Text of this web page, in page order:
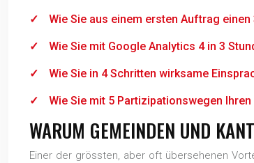
Wie Sie aus einem ersten Auftrag
Wie Sie mit Google Analytics 4 in 3
Wie Sie in 4 Schritten wirksame
Wie Sie mit 5 Partizipationswegen
WARUM GEMEINDEN UND
Einer der grössten, aber oft übersehenen